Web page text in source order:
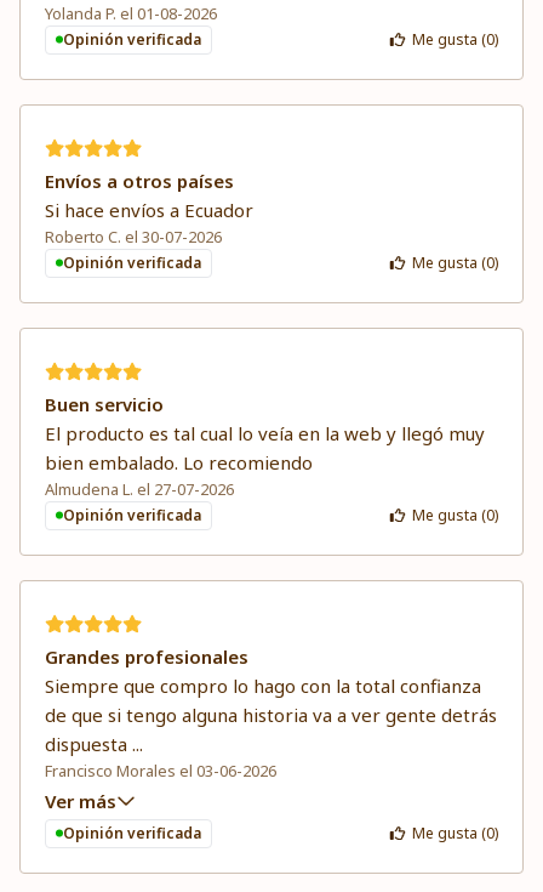
Yolanda P. el 01-08-2026
Opinión verificada Me gusta (0)
Envíos a otros países
Si hace envíos a Ecuador
Roberto C. el 30-07-2026
Opinión verificada Me gusta (0)
Buen servicio
El producto es tal cual lo veía en la web y llegó muy
bien embalado. Lo recomiendo
Almudena L. el 27-07-2026
Opinión verificada Me gusta (0)
Grandes profesionales
Siempre que compro lo hago con la total confianza
de que si tengo alguna historia va a ver gente detrás
dispuesta ...
Francisco Morales el 03-06-2026
Ver más
Opinión verificada Me gusta (0)